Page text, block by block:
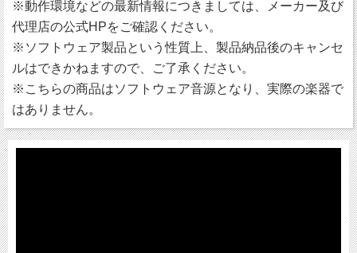
※動作環境などの最新情報につきましては、メーカー及び
代理店の公式HPをご確認ください。
※ソフトウェア製品という性質上、製品納品後のキャンセ
ルはできかねますので、ご了承ください。
※こちらの商品はソフトウェア音源となり、実際の楽器で
はありません。